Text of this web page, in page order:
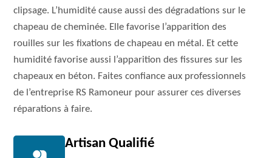
clipsage. L’humidité cause aussi des dégradations sur le
chapeau de cheminée. Elle favorise l’apparition des
rouilles sur les fixations de chapeau en métal. Et cette
humidité favorise aussi l’apparition des fissures sur les
chapeaux en béton. Faites confiance aux professionnels
de l’entreprise RS Ramoneur pour assurer ces diverses
réparations à faire.
Artisan Qualifié